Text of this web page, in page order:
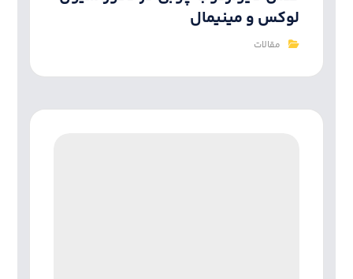
لوکس و مینیمال
مقالات